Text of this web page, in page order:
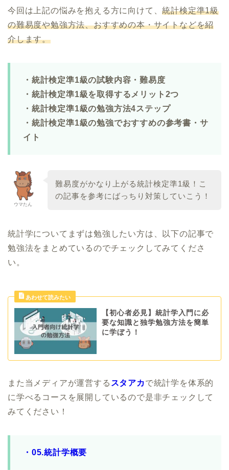
今回は上記の悩みを抱える方に向けて、統計検定準1級
の難易度や勉強方法、おすすめの本・サイトなどを紹
介します。
・統計検定準1級の試験内容・難易度
・統計検定準1級を取得するメリット2つ
・統計検定準1級の勉強方法4ステップ
・統計検定準1級の勉強でおすすめの参考書・サ
イト
ウマたん
難易度がかなり上がる統計検定準1級！こ
の記事を参考にばっちり対策していこう！
統計学についてまずは勉強したい方は、以下の記事で
勉強法をまとめているのでチェックしてみてくださ
い。
【初心者必見】統計学入門に必
要な知識と独学勉強方法を簡単
に学ぼう！
また当メディアが運営する スタアカで統計学を体系的
に学べるコースを展開しているので是非チェックして
みてください！
・05.統計学概要